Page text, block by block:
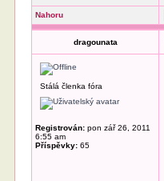
Nahoru
dragounata
Stálá členka fóra
Registrován: pon zář 26, 2011
6:55 am
Příspěvky: 65